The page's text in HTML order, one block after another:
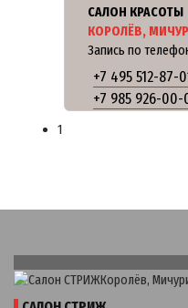
САЛОН КРАСОТЫ
КОРОЛЁВ,
Запись по
+7 495 512-87-
+7 985 926-00-
1